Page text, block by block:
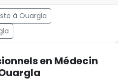
à Ouargla
en Médecin